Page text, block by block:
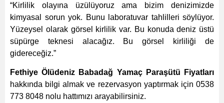
“Kirlilik olayına üzülüyoruz ama bizim denizimizde
kimyasal sorun yok. Bunu laboratuvar tahlilleri söylüyor.
Yüzeysel olarak görsel kirlilik var. Bu konuda deniz üstü
süpürge teknesi alacağız. Bu görsel kirliliği de
gidereceğiz.”
Fethiye Ölüdeniz Babadağ Yamaç Paraşütü Fiyatları
hakkında bilgi almak ve rezervasyon yaptırmak için 0538
773 8048 nolu hattımızı arayabilirsiniz.